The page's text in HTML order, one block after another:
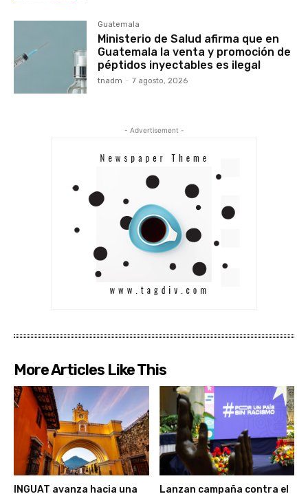
Guatemala
Ministerio de Salud afirma que en
Guatemala la venta y promoción de
péptidos inyectables es ilegal
tnadm - 7 agosto, 2026
- Advertisement -
More Articles Like This
INGUAT avanza hacia una Lanzan campaña contra el